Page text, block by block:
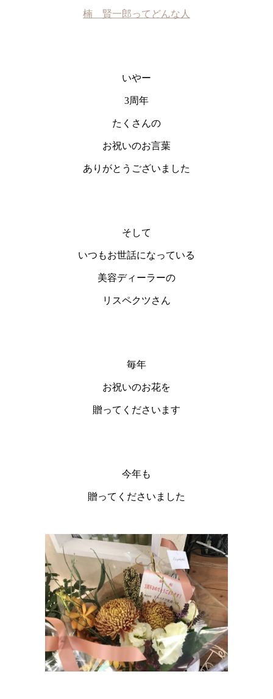
楠 賢一郎ってどんな人
いやー
3周年
たくさんの
お祝いのお言葉
ありがとうございました
そして
いつもお世話になっている
美容ディーラーの
リスペクツさん
毎年
お祝いのお花を
贈ってくださいます
今年も
贈ってくださいました